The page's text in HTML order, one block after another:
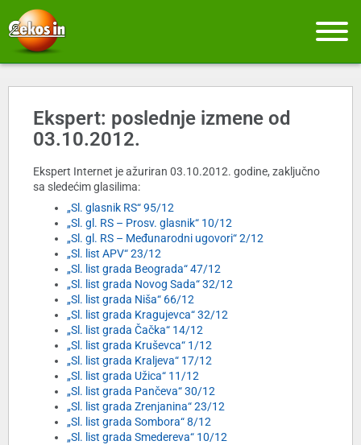
Ekspert: poslednje izmene od
03.10.2012.
Ekspert Internet je ažuriran 03.10.2012. godine, zaključno
sa sledećim glasilima:
„Sl. glasnik RS“ 95/12
„Sl. gl. RS – Prosv. glasnik“ 10/12
„Sl. gl. RS – Međunarodni ugovori“ 2/12
„Sl. list APV“ 23/12
„Sl. list grada Beograda“ 47/12
„Sl. list grada Novog Sada“ 32/12
„Sl. list grada Niša“ 66/12
„Sl. list grada Kragujevca“ 32/12
„Sl. list grada Čačka“ 14/12
„Sl. list grada Kruševca“ 1/12
„Sl. list grada Kraljeva“ 17/12
„Sl. list grada Užica“ 11/12
„Sl. list grada Pančeva“ 30/12
„Sl. list grada Zrenjanina“ 23/12
„Sl. list grada Sombora“ 8/12
„Sl. list grada Smedereva“ 10/12